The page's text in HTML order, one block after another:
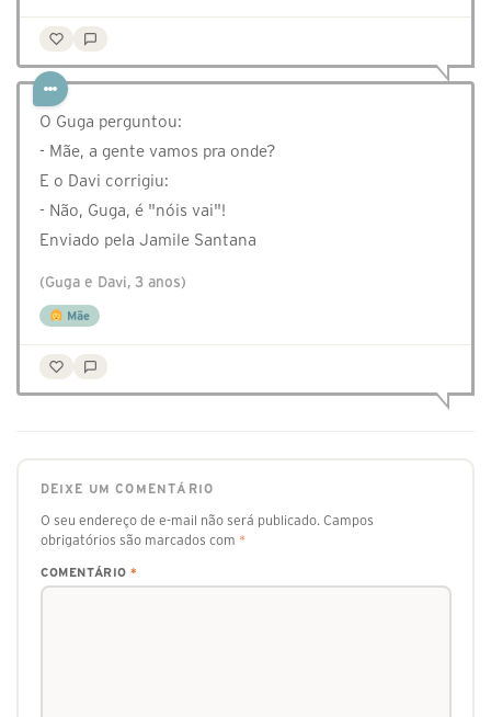
O Guga perguntou:
- Mãe, a gente vamos pra onde?
E o Davi corrigiu:
- Não, Guga, é "nóis vai"!
Enviado pela Jamile Santana
(Guga e Davi, 3 anos)
Mãe
DEIXE UM COMENTÁRIO
O seu endereço de e-mail não será publicado. Campos
obrigatórios são marcados com *
COMENTÁRIO *